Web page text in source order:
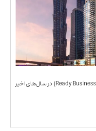
خرید بیزینس آماده در دبی (Ready Business for Sale in Dubai) در سال‌های اخیر